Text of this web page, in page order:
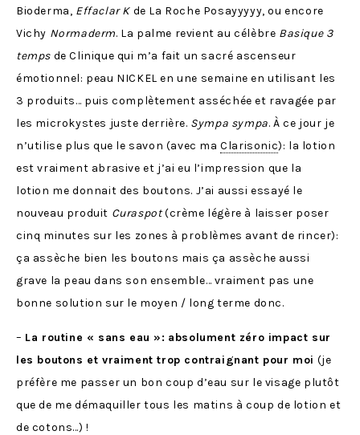
Bioderma, Effaclar K de La Roche Posayyyyy, ou encore
Vichy Normaderm. La palme revient au célèbre Basique 3
temps de Clinique qui m’a fait un sacré ascenseur
émotionnel: peau NICKEL en une semaine en utilisant les
3 produits… puis complètement asséchée et ravagée par
les microkystes juste derrière. Sympa sympa. À ce jour je
n’utilise plus que le savon (avec maClarisonic): la lotion
est vraiment abrasive et j’ai eu l’impression que la
lotion me donnait des boutons. J’ai aussi essayé le
nouveau produit Curaspot(crème légère à laisser poser
cinq minutes sur les zones à problèmes avant de rincer):
ça assèche bien les boutons mais ça assèche aussi
grave la peau dans son ensemble… vraiment pas une
bonne solution sur le moyen / long terme donc.
– La routine « sans eau »: absolument zéro impact sur
les boutons et vraiment trop contraignant pour moi (je
préfère me passer un bon coup d’eau sur le visage plutôt
que de me démaquiller tous les matins à coup de lotion et
de cotons…) !